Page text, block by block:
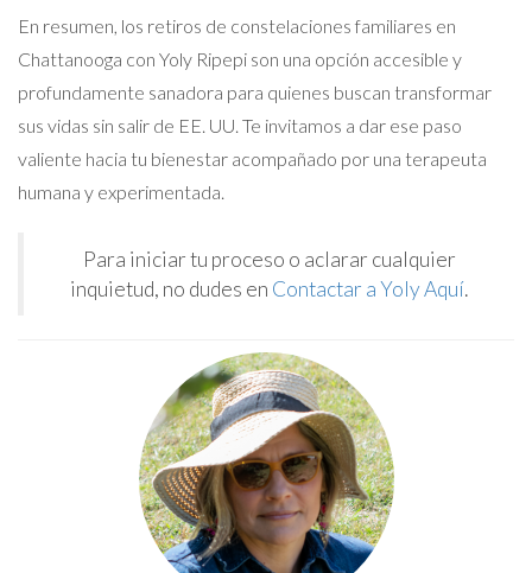
En resumen, los retiros de constelaciones familiares en
Chattanooga con Yoly Ripepi son una opción accesible y
profundamente sanadora para quienes buscan transformar
sus vidas sin salir de EE. UU. Te invitamos a dar ese paso
valiente hacia tu bienestar acompañado por una terapeuta
humana y experimentada.
Para iniciar tu proceso o aclarar cualquier
inquietud, no dudes en Contactar a Yoly Aquí.